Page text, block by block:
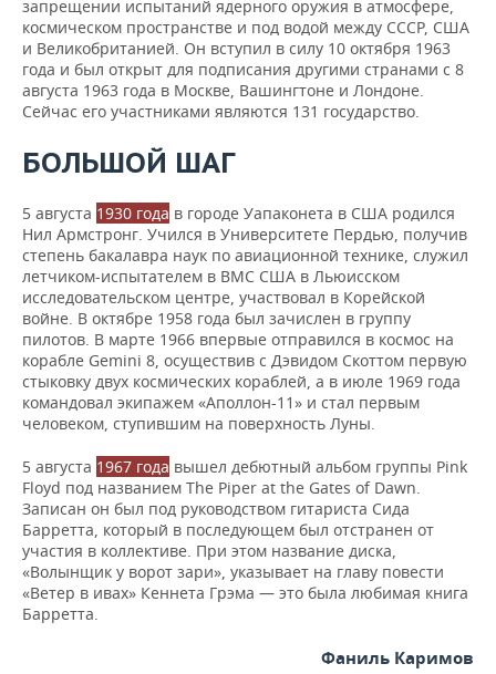
запрещении испытаний ядерного оружия в атмосфере,
космическом пространстве и под водой между СССР, США
и Великобританией. Он вступил в силу 10 октября 1963
года и был открыт для подписания другими странами с 8
августа 1963 года в Москве, Вашингтоне и Лондоне.
Сейчас его участниками являются 131 государство.
БОЛЬШОЙ ШАГ
5 августа 1930 года в городе Уапаконета в США родился
Нил Армстронг. Учился в Университете Пердью, получив
степень бакалавра наук по авиационной технике, служил
летчиком-испытателем в ВМС США в Льюисском
исследовательском центре, участвовал в Корейской
войне. В октябре 1958 года был зачислен в группу
пилотов. В марте 1966 впервые отправился в космос на
корабле Gemini 8, осуществив с Дэвидом Скоттом первую
стыковку двух космических кораблей, а в июле 1969 года
командовал экипажем «Аполлон-11» и стал первым
человеком, ступившим на поверхность Луны.
5 августа 1967 года вышел дебютный альбом группы Pink
Floyd под названием The Piper at the Gates of Dawn.
Записан он был под руководством гитариста Сида
Барретта, который в последующем был отстранен от
участия в коллективе. При этом название диска,
«Волынщик у ворот зари», указывает на главу повести
«Ветер в ивах» Кеннета Грэма — это была любимая книга
Барретта.
Фаниль Каримов